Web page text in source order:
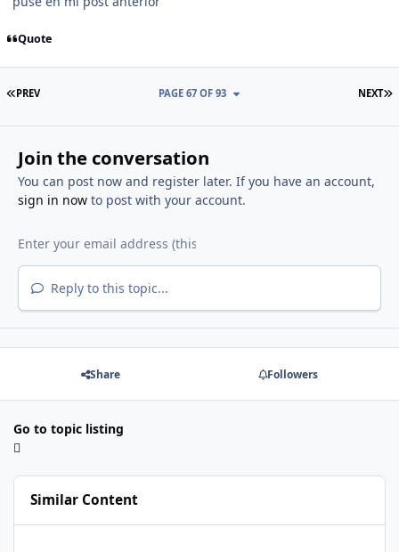
Quote
FIRST PAGE
PREV NEXT
PAGE 67 OF 93
Join the conversation
You can post now and register later. If you have an account,
sign in nowto post with your account.
Reply to this topic...
Share Followers
Go to topic listing
Similar Content